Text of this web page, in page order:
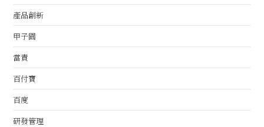
產品創新
甲子園
當責
百付寶
百度
研發管理